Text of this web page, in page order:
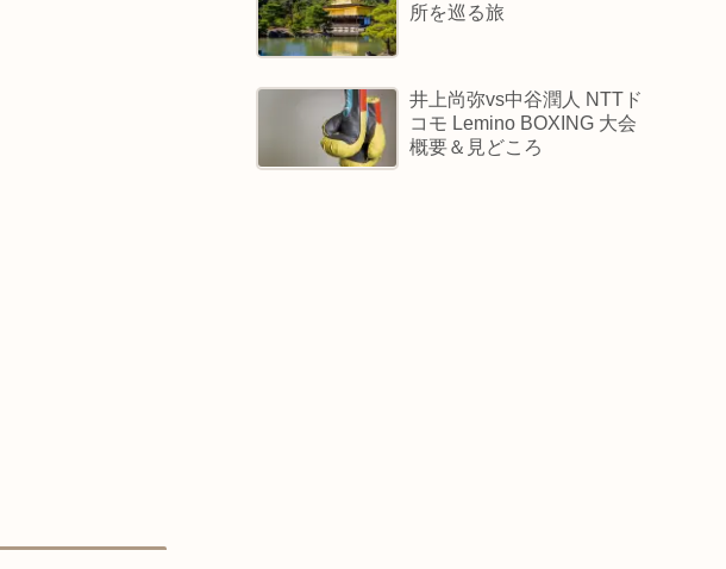
所を巡る旅
井上尚弥vs中谷潤人 NTTド
コモ Lemino BOXING 大会
概要＆見どころ